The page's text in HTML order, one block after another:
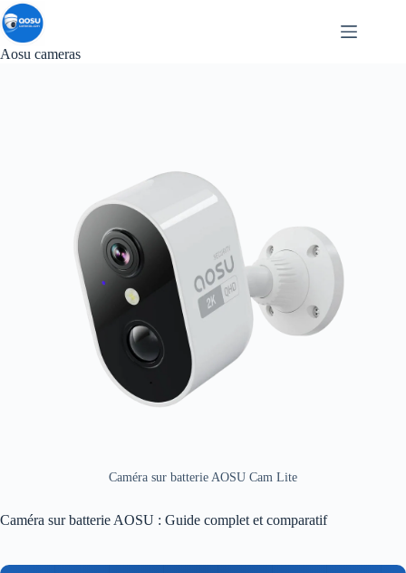
Passer
au
contenu
Aosu cameras
Caméra sur batterie AOSU Cam Lite
Caméra sur batterie AOSU : Guide complet et comparatif